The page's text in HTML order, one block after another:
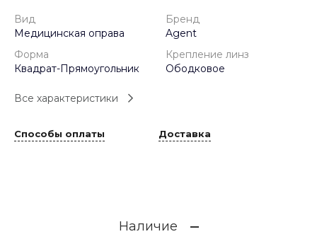
Вид
Медицинская оправа
Бренд
Agent
Форма
Квадрат-Прямоугольник
Крепление линз
Ободковое
Все характеристики
Способы оплаты Доставка
Наличие